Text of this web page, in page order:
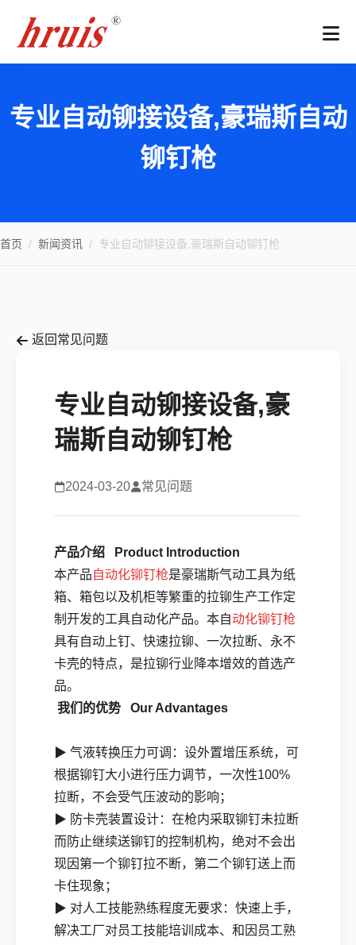
专业自动铆接设备,豪瑞斯自动
铆钉枪
首页 / 新闻资讯 / 专业自动铆接设备,豪瑞斯自动铆钉枪
返回常见问题
专业自动铆接设备,豪
瑞斯自动铆钉枪
2024-03-20 常见问题
产品介绍 Product Introduction
本产品自动化铆钉枪是豪瑞斯气动工具为纸
箱、箱包以及机柜等繁重的拉铆生产工作定
制开发的工具自动化产品。本自动化铆钉枪
具有自动上钉、快速拉铆、一次拉断、永不
卡壳的特点，是拉铆行业降本增效的首选产
品。
我们的优势 Our Advantages
▶ 气液转换压力可调：设外置增压系统，可
根据铆钉大小进行压力调节，一次性100%
拉断，不会受气压波动的影响；
▶ 防卡壳装置设计：在枪内采取铆钉未拉断
而防止继续送铆钉的控制机构，绝对不会出
现因第一个铆钉拉不断，第二个铆钉送上而
卡住现象；
▶ 对人工技能熟练程度无要求：快速上手，
解决工厂对员工技能培训成本、和因员工熟